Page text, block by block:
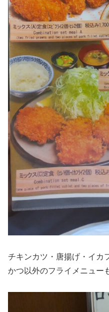
チキンカツ・唐揚げ・イカ
かつ以外のフライメニュー